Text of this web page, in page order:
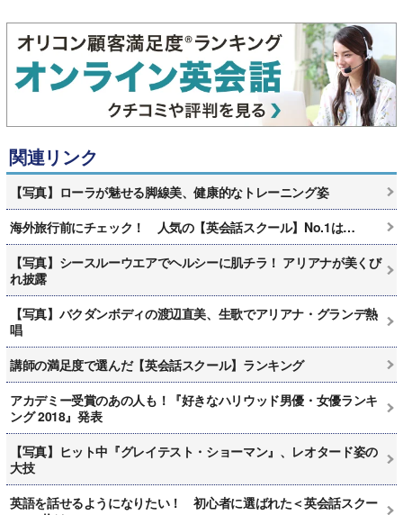
関連リンク
【写真】ローラが魅せる脚線美、健康的なトレーニング姿
海外旅行前にチェック！ 人気の【英会話スクール】No.1は…
【写真】シースルーウエアでヘルシーに肌チラ！ アリアナが美くび
れ披露
【写真】バクダンボディの渡辺直美、生歌でアリアナ・グランデ熱
唱
講師の満足度で選んだ【英会話スクール】ランキング
アカデミー受賞のあの人も！『好きなハリウッド男優・女優ランキ
ング 2018』発表
【写真】ヒット中『グレイテスト・ショーマン』、レオタード姿の
大技
英語を話せるようになりたい！ 初心者に選ばれた＜英会話スクー